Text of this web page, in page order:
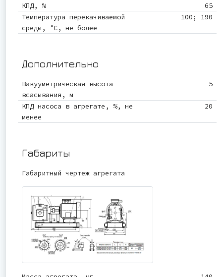
КПД, %
65
Температура перекачиваемой
среды, °С, не более
100; 190
Дополнительно
Вакууметрическая высота
всасывания, м
5
КПД насоса в агрегате, %, не
менее
20
Габариты
Габаритный чертеж агрегата